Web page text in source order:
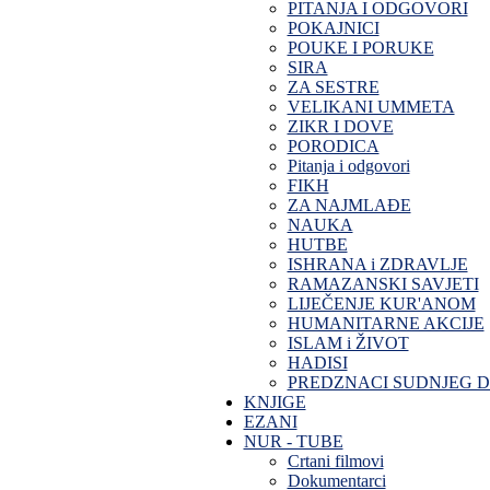
PITANJA I ODGOVORI
POKAJNICI
POUKE I PORUKE
SIRA
ZA SESTRE
VELIKANI UMMETA
ZIKR I DOVE
PORODICA
Pitanja i odgovori
FIKH
ZA NAJMLAĐE
NAUKA
HUTBE
ISHRANA i ZDRAVLJE
RAMAZANSKI SAVJETI
LIJEČENJE KUR'ANOM
HUMANITARNE AKCIJE
ISLAM i ŽIVOT
HADISI
PREDZNACI SUDNJEG
KNJIGE
EZANI
NUR - TUBE
Crtani filmovi
Dokumentarci